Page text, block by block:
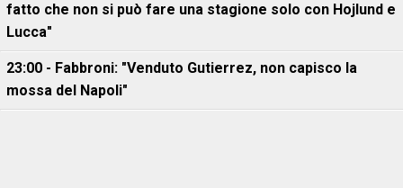
fatto che non si può fare una stagione solo con Hojlund e
Lucca"
23:00 - Fabbroni: "Venduto Gutierrez, non capisco la
mossa del Napoli"